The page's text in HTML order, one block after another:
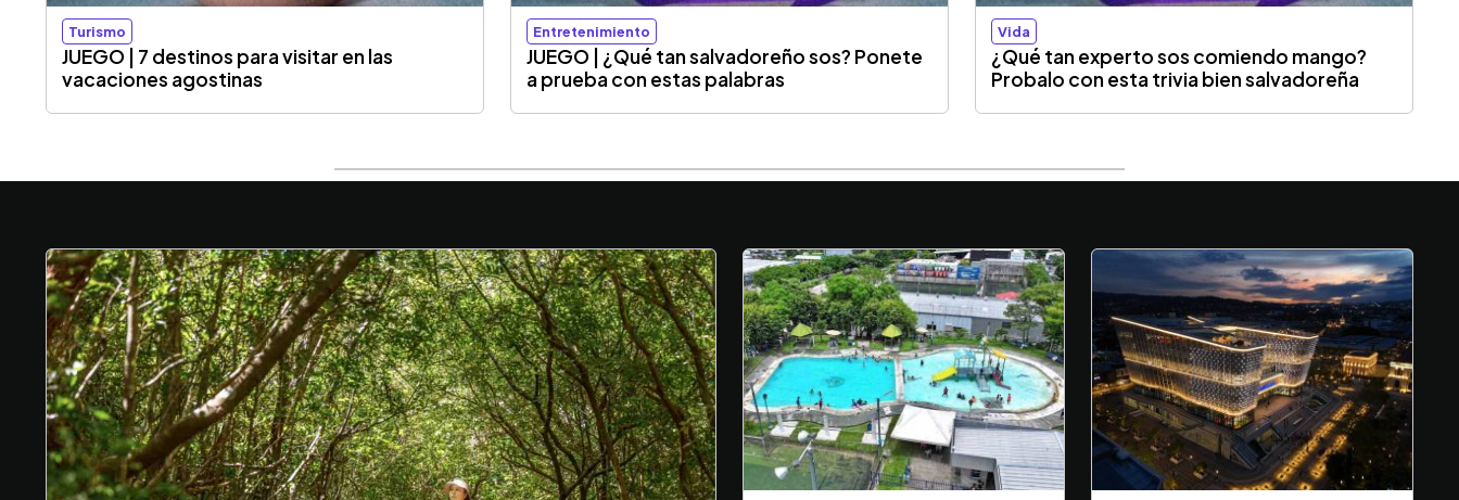
Turismo
JUEGO | 7 destinos para visitar en las
vacaciones agostinas
Entretenimiento
JUEGO | ¿Qué tan salvadoreño sos? Ponete
a prueba con estas palabras
Vida
¿Qué tan experto sos comiendo mango?
Probalo con esta trivia bien salvadoreña